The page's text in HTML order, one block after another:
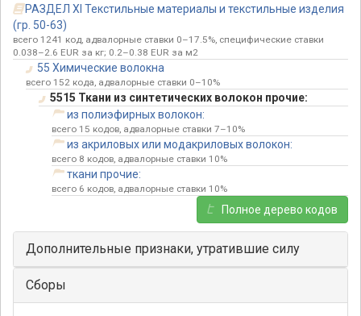
РАЗДЕЛ XI Текстильные материалы и текстильные изделия
(гр. 50-63)
всего 1241 код, адвалорные ставки 0–17.5%, специфические ставки
0.038–2.6 EUR за кг; 0.2–0.38 EUR за м2
55 Химические волокна
всего 152 кода, адвалорные ставки 0–10%
5515 Ткани из синтетических волокон прочие:
из полиэфирных волокон:
всего 15 кодов, адвалорные ставки 7–10%
из акриловых или модакриловых волокон:
всего 8 кодов, адвалорные ставки 10%
ткани прочие:
всего 6 кодов, адвалорные ставки 10%
Полное дерево кодов
Дополнительные признаки, утратившие силу
Сборы